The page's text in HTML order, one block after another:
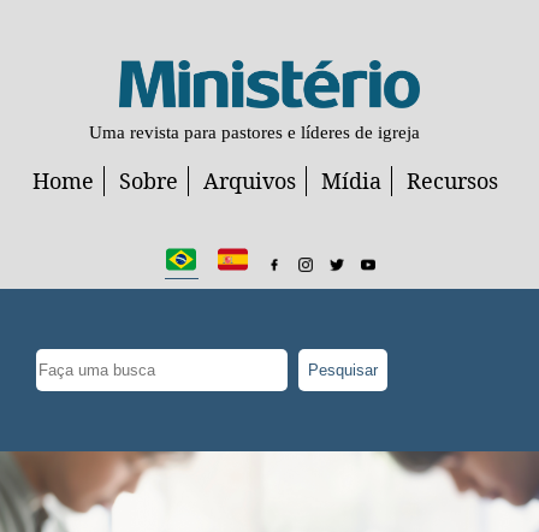
Uma revista para pastores e líderes de igreja
Home Sobre Arquivos Mídia Recursos
Pesquisar